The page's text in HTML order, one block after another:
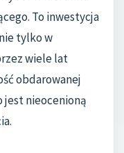
To inwestycja
tylko w
wiele lat
obdarowanej
jest nieocenioną